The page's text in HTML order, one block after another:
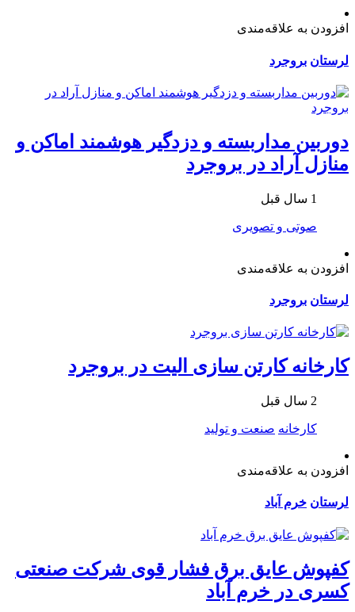
افزودن به علاقه‌مندی
لرستان بروجرد
دوربین مداربسته و دزدگیر هوشمند اماکن و
منازل آراد در بروجرد
1 سال قبل
صوتی و تصویری
افزودن به علاقه‌مندی
لرستان بروجرد
کارخانه کارتن سازی الیت در بروجرد
2 سال قبل
کارخانه صنعت و تولید
افزودن به علاقه‌مندی
لرستان خرم آباد
کفپوش عایق برق فشار قوی شرکت صنعتی
کسری در خرم آباد